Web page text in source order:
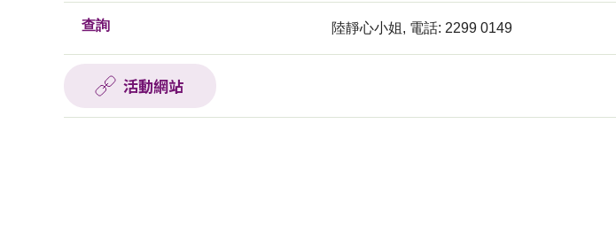
查詢 陸靜心小姐, 電話: 2299 0149
活動網站